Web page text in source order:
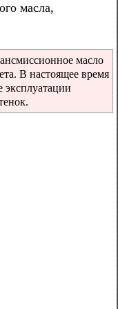
масла,
масло
В настоящее время
эксплуатации